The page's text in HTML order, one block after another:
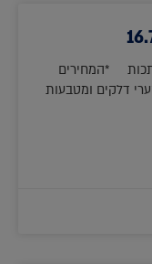
*המחירים
דלקים ומטבעות